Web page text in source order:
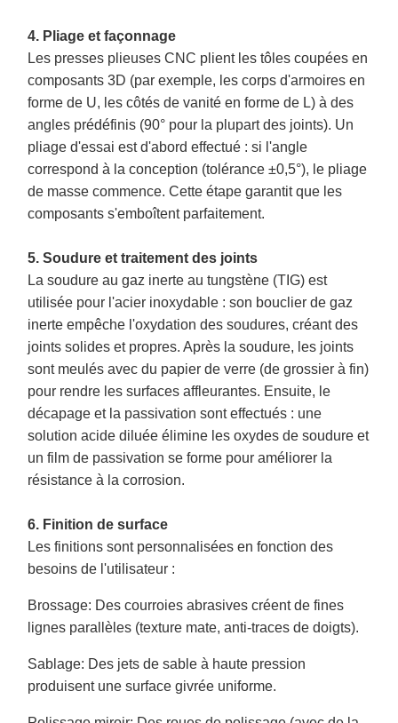
4. Pliage et façonnage
Les presses plieuses CNC plient les tôles coupées en
composants 3D (par exemple, les corps d'armoires en
forme de U, les côtés de vanité en forme de L) à des
angles prédéfinis (90° pour la plupart des joints). Un
pliage d'essai est d'abord effectué : si l'angle
correspond à la conception (tolérance ±0,5°), le pliage
de masse commence. Cette étape garantit que les
composants s'emboîtent parfaitement.
5. Soudure et traitement des joints
La soudure au gaz inerte au tungstène (TIG) est
utilisée pour l'acier inoxydable : son bouclier de gaz
inerte empêche l'oxydation des soudures, créant des
joints solides et propres. Après la soudure, les joints
sont meulés avec du papier de verre (de grossier à fin)
pour rendre les surfaces affleurantes. Ensuite, le
décapage et la passivation sont effectués : une
solution acide diluée élimine les oxydes de soudure et
un film de passivation se forme pour améliorer la
résistance à la corrosion.
6. Finition de surface
Les finitions sont personnalisées en fonction des
besoins de l'utilisateur :
Brossage: Des courroies abrasives créent de fines
lignes parallèles (texture mate, anti-traces de doigts).
Sablage: Des jets de sable à haute pression
produisent une surface givrée uniforme.